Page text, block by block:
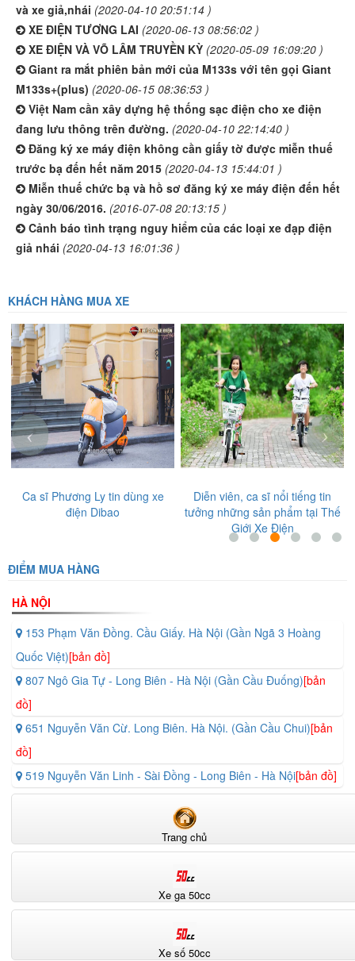
và xe giả,nhái (2020-04-10 20:51:14 )
XE ĐIỆN TƯƠNG LAI (2020-06-13 08:56:02 )
XE ĐIỆN VÀ VÕ LÂM TRUYỀN KỲ (2020-05-09 16:09:20 )
Giant ra mắt phiên bản mới của M133s với tên gọi Giant
M133s+(plus) (2020-06-15 08:36:53 )
Việt Nam cần xây dựng hệ thống sạc điện cho xe điện
đang lưu thông trên đường. (2020-04-10 22:14:40 )
Đăng ký xe máy điện không cần giấy tờ được miễn thuế
trước bạ đến hết năm 2015 (2020-04-13 15:44:01 )
Miễn thuế chức bạ và hồ sơ đăng ký xe máy điện đến hết
ngày 30/06/2016. (2016-07-08 20:13:15 )
Cảnh báo tình trạng nguy hiểm của các loại xe đạp điện
giả nhái (2020-04-13 16:01:36 )
KHÁCH HÀNG MUA XE
Ca sĩ Phương Ly tin dùng xe
điện Dibao
Diễn viên, ca sĩ nổi tiếng tin
tưởng những sản phẩm tại Thế
Giới Xe Điện
‹ ›
ĐIỂM MUA HÀNG
HÀ NỘI
153 Phạm Văn Đồng. Cầu Giấy. Hà Nội (Gần Ngã 3 Hoàng
Quốc Việt)[bản đồ]
807 Ngô Gia Tự - Long Biên - Hà Nội (Gần Cầu Đuống)[bản
đồ]
651 Nguyễn Văn Cừ. Long Biên. Hà Nội. (Gần Cầu Chui)[bản
đồ]
519 Nguyễn Văn Linh - Sài Đồng - Long Biên - Hà Nội[bản đồ]
Trang chủ
Xe ga 50cc
Xe số 50cc